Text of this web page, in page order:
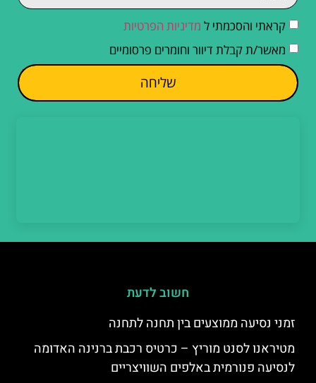
קראתי והסכמתי ל מדיניות הפרטיות
מאשר/ת קבלת דיוור וחומרים פרסומיים
שליחה
חשוב לדעת
זמני נסיעה ממוצעים בין תחנה לתחנה
מטיראנו לסנט מוריץ – כרטיס רכבת ברנינה האדומה
לנסיעה פנורמית באלפים השוויצריים